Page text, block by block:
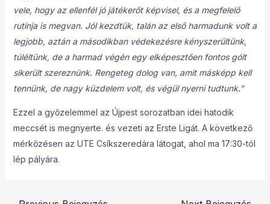
vele, hogy az ellenfél jó játékerőt képvisel, és a megfelelő
rutinja is megvan. Jól kezdtük, talán az első harmadunk volt a
legjobb, aztán a másodikban védekezésre kényszerültünk,
túléltünk, de a harmad végén egy elképesztően fontos gólt
sikerült szereznünk. Rengeteg dolog van, amit másképp kell
tennünk, de nagy küzdelem volt, és végül nyerni tudtunk.”
Ezzel a győzelemmel az Újpest sorozatban idei hatodik
meccsét is megnyerte. és vezeti az Erste Ligát. A következő
mérkőzésen az UTE Csíkszeredára látogat, ahol ma 17:30-tól
lép pályára.